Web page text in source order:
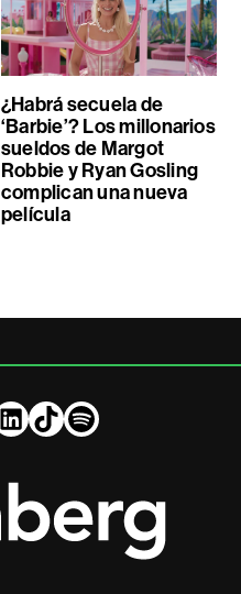
¿Habrá secuela de
‘Barbie’? Los millonarios
sueldos de Margot
Robbie y Ryan Gosling
complican una nueva
película